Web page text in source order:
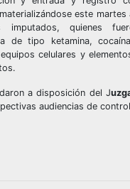
este martes
quienes
de tipo ketamina,
celulares y
a disposición del J
audiencias de